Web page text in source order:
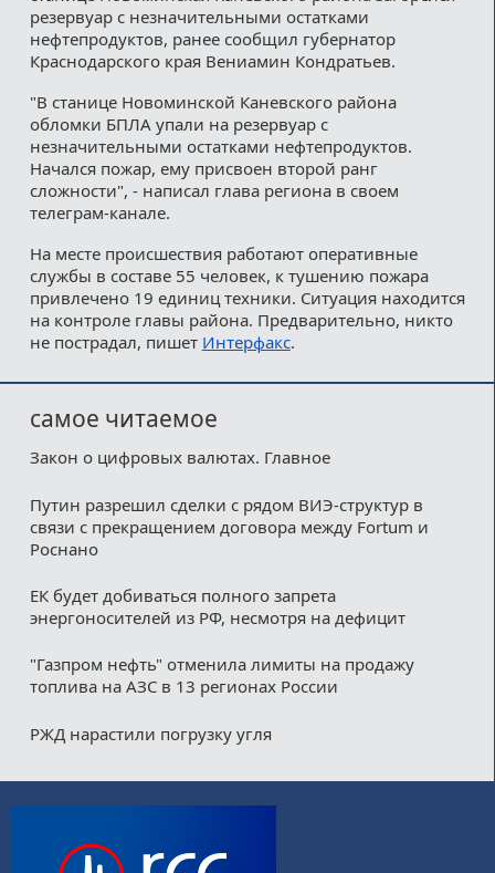
резервуар с незначительными остатками
нефтепродуктов, ранее сообщил губернатор
Краснодарского края Вениамин Кондратьев.
"В станице Новоминской Каневского района
обломки БПЛА упали на резервуар с
незначительными остатками нефтепродуктов.
Начался пожар, ему присвоен второй ранг
сложности", - написал глава региона в своем
телеграм-канале.
На месте происшествия работают оперативные
службы в составе 55 человек, к тушению пожара
привлечено 19 единиц техники. Ситуация находится
на контроле главы района. Предварительно, никто
не пострадал, пишет Интерфакс.
самое читаемое
Закон о цифровых валютах. Главное
Путин разрешил сделки с рядом ВИЭ-структур в
связи с прекращением договора между Fortum и
Роснано
ЕК будет добиваться полного запрета
энергоносителей из РФ, несмотря на дефицит
"Газпром нефть" отменила лимиты на продажу
топлива на АЗС в 13 регионах России
РЖД нарастили погрузку угля